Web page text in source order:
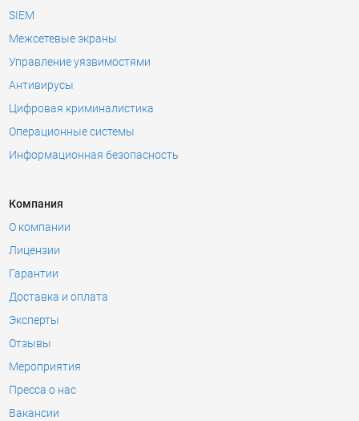
SIEM
Межсетевые экраны
Управление уязвимостями
Антивирусы
Цифровая криминалистика
Операционные системы
Информационная безопасность
Компания
О компании
Лицензии
Гарантии
Доставка и оплата
Эксперты
Отзывы
Мероприятия
Пресса о нас
Вакансии